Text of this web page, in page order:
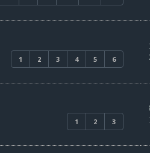
1 2 3 4 5 6
1 2 3